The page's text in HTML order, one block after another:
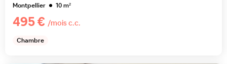
Montpellier 10m²
495 € /mois c.c.
Chambre